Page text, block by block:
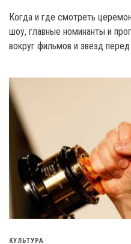
Когда и где смотреть
шоу, главные номинанты и
вокруг фильмов и звезд
КУЛЬТУРА